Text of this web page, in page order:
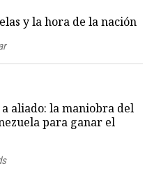
y la hora de la nación
aliado: la maniobra del
para ganar el